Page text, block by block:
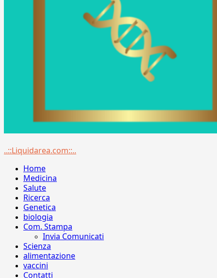
Menu
..::Liquidarea.com::..
Home
Medicina
Salute
Ricerca
Genetica
biologia
Com. Stampa
Invia Comunicati
Scienza
alimentazione
vaccini
Contatti